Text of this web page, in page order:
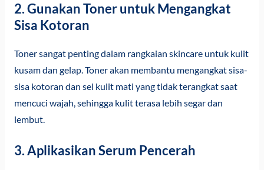
2. Gunakan Toner untuk Mengangkat
Sisa Kotoran
Toner sangat penting dalam rangkaian skincare untuk kulit
kusam dan gelap. Toner akan membantu mengangkat sisa-
sisa kotoran dan sel kulit mati yang tidak terangkat saat
mencuci wajah, sehingga kulit terasa lebih segar dan
lembut.
3. Aplikasikan Serum Pencerah